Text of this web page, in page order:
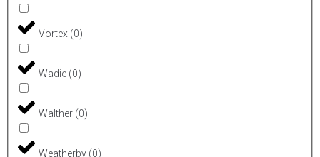
Vortex (0)
Wadie (0)
Walther (0)
Weatherby (0)